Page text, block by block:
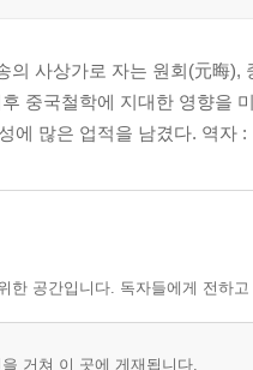
탄함
지 못하는 이유
나지 못하기 때문에 행해지지
아가기 어렵다
문 : 지혜로움? 인자함? 용맹
떨어질 수 없다”에 관하여
의 사상가로 자는 원회(元晦
중국철학에 지대한 영향을
에 많은 업적을 남겼다. 역자
한 공간입니다. 독자들에게 전하
거쳐 이 곳에 게재됩니다.